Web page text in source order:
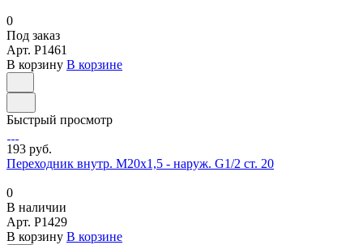
0
Под заказ
Арт. P1461
В корзину В корзине
Быстрый просмотр
193 руб.
Переходник внутр. М20х1,5 - наруж. G1/2 ст. 20
0
В наличии
Арт. P1429
В корзину В корзине